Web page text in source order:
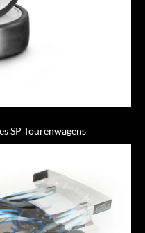
SP Tourenwagens